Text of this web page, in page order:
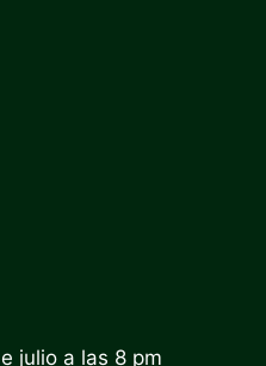
julio a las 8 pm